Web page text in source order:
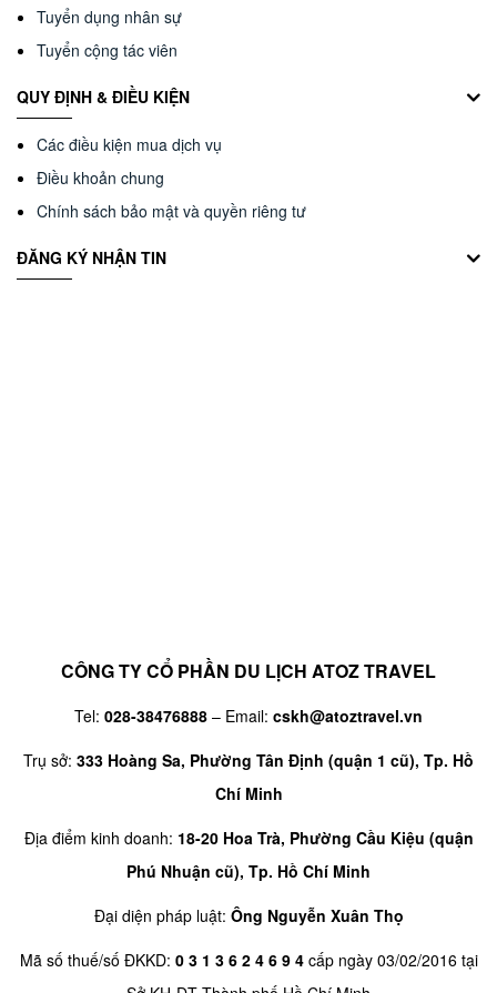
Tuyển dụng nhân sự
Tuyển cộng tác viên
QUY ĐỊNH & ĐIỀU KIỆN
Các điều kiện mua dịch vụ
Điều khoản chung
Chính sách bảo mật và quyền riêng tư
ĐĂNG KÝ NHẬN TIN
CÔNG TY CỔ PHẦN DU LỊCH ATOZ TRAVEL
Tel: 028-38476888 – Email: cskh@atoztravel.vn
Trụ sở: 333 Hoàng Sa, Phường Tân Định (quận 1 cũ), Tp. Hồ
Chí Minh
Địa điểm kinh doanh: 18-20 Hoa Trà, Phường Cầu Kiệu (quận
Phú Nhuận cũ), Tp. Hồ Chí Minh
Đại diện pháp luật: Ông Nguyễn Xuân Thọ
Mã số thuế/số ĐKKD: 0 3 1 3 6 2 4 6 9 4cấp ngày 03/02/2016 tại